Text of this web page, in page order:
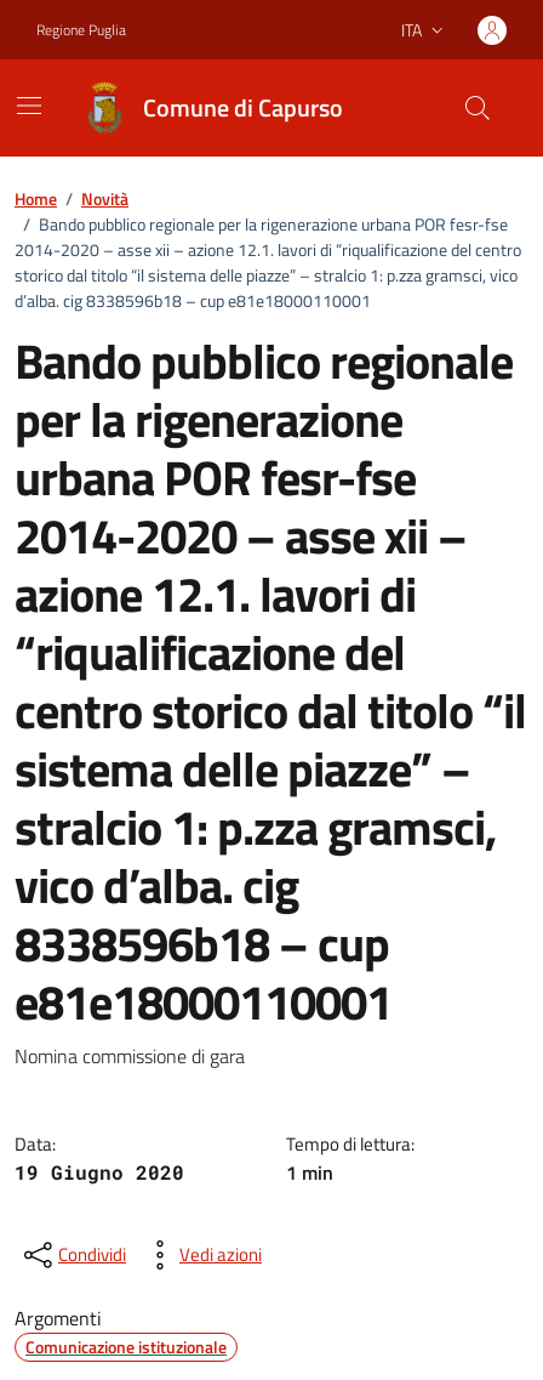
Regione Puglia Lingua attiva:
ITA
Comune di Capurso
Home / Novità
/ Bando pubblico regionale per la rigenerazione urbana POR fesr-fse
2014-2020 – asse xii – azione 12.1. lavori di “riqualificazione del centro
storico dal titolo “il sistema delle piazze” – stralcio 1: p.zza gramsci, vico
d’alba. cig 8338596b18 – cup e81e18000110001
Bando pubblico regionale
per la rigenerazione
urbana POR fesr-fse
2014-2020 – asse xii –
azione 12.1. lavori di
“riqualificazione del
centro storico dal titolo “il
sistema delle piazze” –
stralcio 1: p.zza gramsci,
vico d’alba. cig
8338596b18 – cup
e81e18000110001
Dettagli della notizia
Nomina commissione di gara
Data:
19 Giugno 2020
Tempo di lettura:
1 min
Condividi Vedi azioni
Argomenti
Comunicazione istituzionale